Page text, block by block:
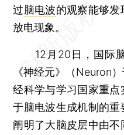
过脑电波的观察能够发
放电现象。
12月20日，国际脑
《神经元》（Neuron
经科学与学习国家重点
于脑电波生成机制的
阐明了大脑皮层中由